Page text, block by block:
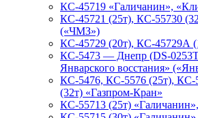
КС-45719 «Галичанин»,
КС-45721 (25т), КС-55730
(«ЧМЗ»)
КС-45729 (20т), КС-45729А
КС-5473 — Днепр (DS-
Январского восстания»
КС-5476, КС-5576 (25т),
(32т) «Газпром-Кран»
КС-55713 (25т)